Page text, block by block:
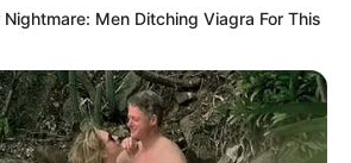
Men Ditching Viagra For This